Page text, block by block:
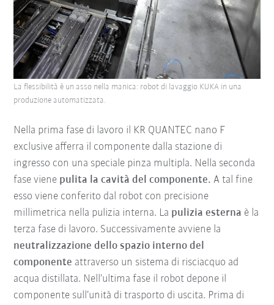
Nella prima fase di lavoro il KR QUANTEC nano F
exclusive afferra il componente dalla stazione di
ingresso con una speciale pinza multipla. Nella seconda
fase viene pulita la cavità del componente. A tal fine
esso viene conferito dal robot con precisione
millimetrica nella pulizia interna. La pulizia esterna è la
terza fase di lavoro. Successivamente avviene la
neutralizzazione dello spazio interno del
componente attraverso un sistema di risciacquo ad
acqua distillata. Nell’ultima fase il robot depone il
componente sull’unità di trasporto di uscita. Prima di
La flessibilità è un asso nella manica: robot di lavaggio KUKA in una
produzione automatizzata.